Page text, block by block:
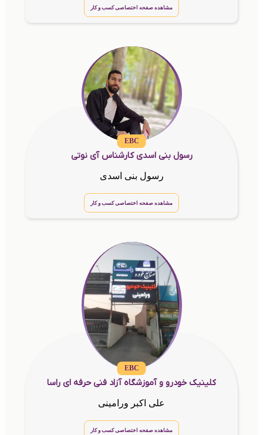
مشاهده صفحه اختصاصی کسب و کار
EBC
رسول بنی اسدی کارشناس آی نوتی
رسول بنی اسدی
مشاهده صفحه اختصاصی کسب و کار
EBC
کلینیک خودرو و آموزشگاه آزاد فنی حرفه ای راسا
علی اکبر ورامینی
مشاهده صفحه اختصاصی کسب و کار